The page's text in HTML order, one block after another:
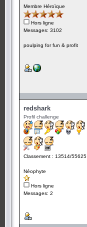
Membre Héroïque
Hors ligne
Messages: 3102
poulping for fun & profit
redshark
Profil challenge
Classement : 13514/55625
Néophyte
Hors ligne
Messages: 2